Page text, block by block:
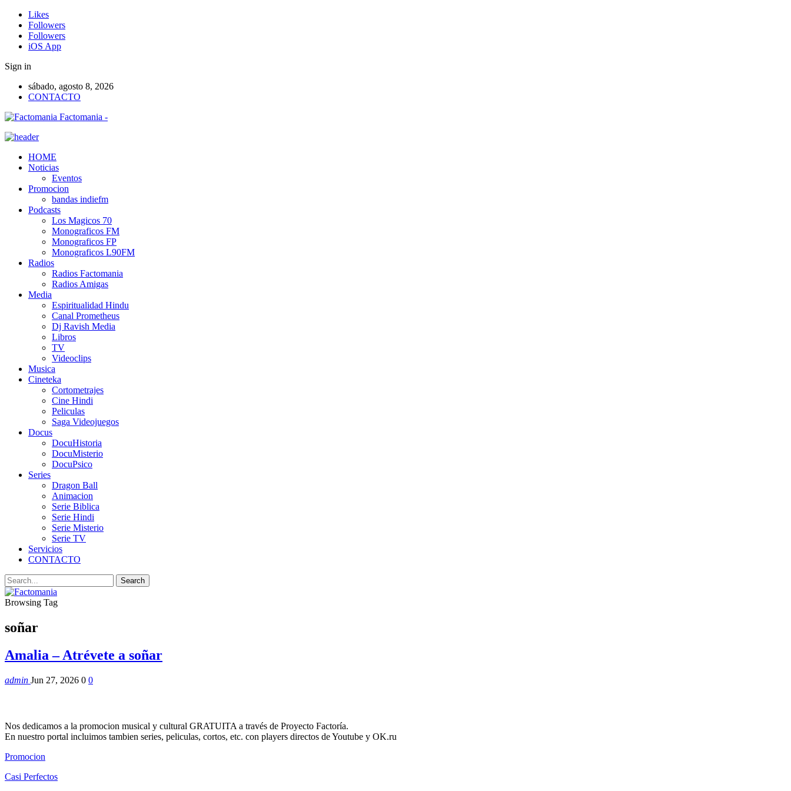
Likes
Followers
Followers
iOS App
Sign in
sábado, agosto 8, 2026
CONTACTO
Factomania -
HOME
Noticias
Eventos
Promocion
bandas indiefm
Podcasts
Los Magicos 70
Monograficos FM
Monograficos FP
Monograficos L90FM
Radios
Radios Factomania
Radios Amigas
Media
Espiritualidad Hindu
Canal Prometheus
Dj Ravish Media
Libros
TV
Videoclips
Musica
Cineteka
Cortometrajes
Cine Hindi
Peliculas
Saga Videojuegos
Docus
DocuHistoria
DocuMisterio
DocuPsico
Series
Dragon Ball
Animacion
Serie Biblica
Serie Hindi
Serie Misterio
Serie TV
Servicios
CONTACTO
Browsing Tag
soñar
Amalia – Atrévete a soñar
admin Jun 27, 2026 0 0
Nos dedicamos a la promocion musical y cultural GRATUITA a través de Proyecto Factoría.
En nuestro portal incluimos tambien series, peliculas, cortos, etc. con players directos de Youtube y OK.ru
Promocion
Casi Perfectos